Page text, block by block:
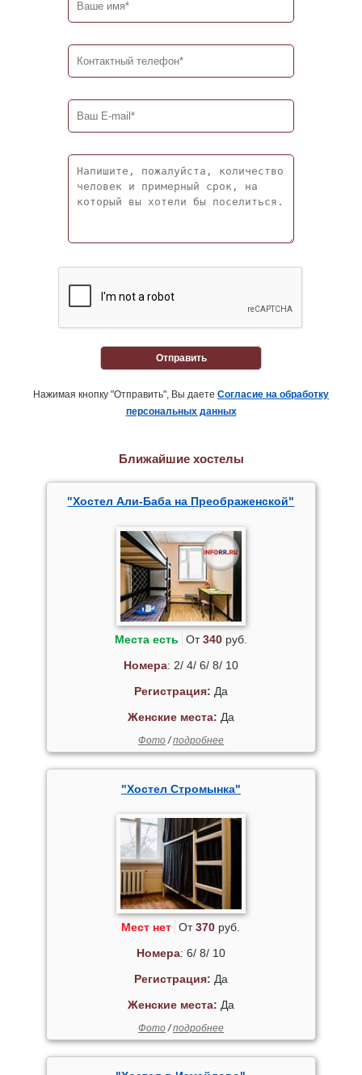
Отправить
Нажимая кнопку "Отправить", Вы даете Согласие на обработку
персональных данных
Ближайшие хостелы
"Хостел Али-Баба на Преображенской"
Места есть От340руб.
Номера: 2/ 4/ 6/ 8/ 10
Регистрация: Да
Женские места: Да
Фото/подробнее
"Хостел Стромынка"
Мест нет От370 руб.
Номера: 6/ 8/ 10
Регистрация: Да
Женские места: Да
Фото/подробнее